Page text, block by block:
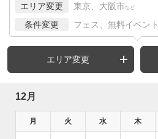
エリア変更 東京、大阪市 など
条件変更 フェス、無料イベント
エリア変更
12月
月 火 水 木